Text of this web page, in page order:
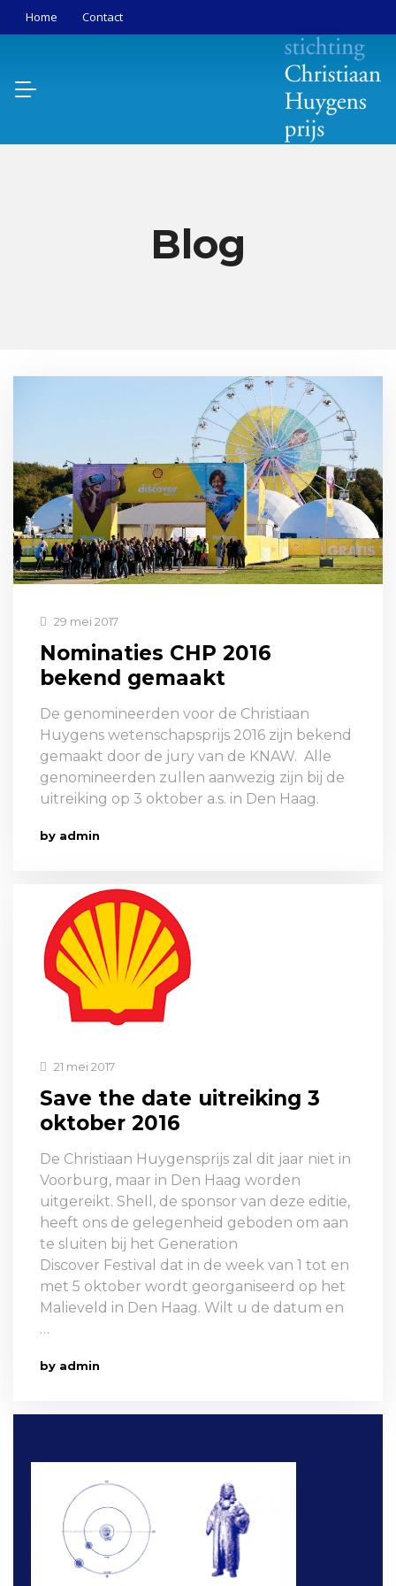
Home Contact
Blog
29 mei 2017
Nominaties CHP 2016
bekend gemaakt
De genomineerden voor de Christiaan
Huygens wetenschapsprijs 2016 zijn bekend
gemaakt door de jury van de KNAW. Alle
genomineerden zullen aanwezig zijn bij de
uitreiking op 3 oktober a.s. in Den Haag.
by admin
21 mei 2017
Save the date uitreiking 3
oktober 2016
De Christiaan Huygensprijs zal dit jaar niet in
Voorburg, maar in Den Haag worden
uitgereikt. Shell, de sponsor van deze editie,
heeft ons de gelegenheid geboden om aan
te sluiten bij het Generation
Discover Festival dat in de week van 1 tot en
met 5 oktober wordt georganiseerd op het
Malieveld in Den Haag. Wilt u de datum en
…
by admin